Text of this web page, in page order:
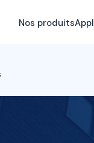
Nos produits